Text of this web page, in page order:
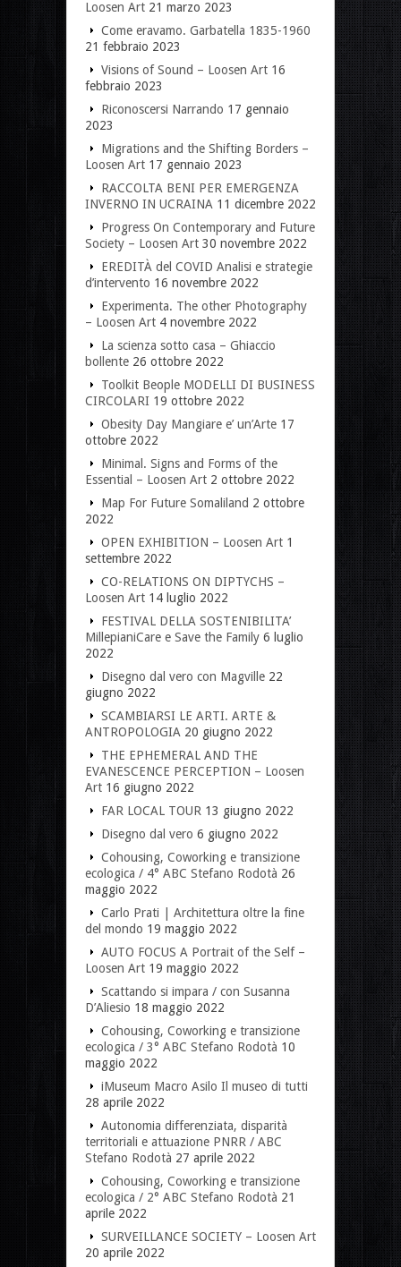
Loosen Art 21 marzo 2023
Come eravamo. Garbatella 1835-1960
21 febbraio 2023
Visions of Sound – Loosen Art 16
febbraio 2023
Riconoscersi Narrando 17 gennaio
2023
Migrations and the Shifting Borders –
Loosen Art 17 gennaio 2023
RACCOLTA BENI PER EMERGENZA
INVERNO IN UCRAINA 11 dicembre 2022
Progress On Contemporary and Future
Society – Loosen Art 30 novembre 2022
EREDITÀ del COVID Analisi e strategie
d’intervento 16 novembre 2022
Experimenta. The other Photography
– Loosen Art 4 novembre 2022
La scienza sotto casa – Ghiaccio
bollente 26 ottobre 2022
Toolkit Beople MODELLI DI BUSINESS
CIRCOLARI 19 ottobre 2022
Obesity Day Mangiare e’ un’Arte 17
ottobre 2022
Minimal. Signs and Forms of the
Essential – Loosen Art 2 ottobre 2022
Map For Future Somaliland 2 ottobre
2022
OPEN EXHIBITION – Loosen Art 1
settembre 2022
CO-RELATIONS ON DIPTYCHS –
Loosen Art 14 luglio 2022
FESTIVAL DELLA SOSTENIBILITA’
MillepianiCare e Save the Family 6 luglio
2022
Disegno dal vero con Magville 22
giugno 2022
SCAMBIARSI LE ARTI. ARTE &
ANTROPOLOGIA 20 giugno 2022
THE EPHEMERAL AND THE
EVANESCENCE PERCEPTION – Loosen
Art 16 giugno 2022
FAR LOCAL TOUR 13 giugno 2022
Disegno dal vero 6 giugno 2022
Cohousing, Coworking e transizione
ecologica / 4° ABC Stefano Rodotà 26
maggio 2022
Carlo Prati | Architettura oltre la fine
del mondo 19 maggio 2022
AUTO FOCUS A Portrait of the Self –
Loosen Art 19 maggio 2022
Scattando si impara / con Susanna
D’Aliesio 18 maggio 2022
Cohousing, Coworking e transizione
ecologica / 3° ABC Stefano Rodotà 10
maggio 2022
iMuseum Macro Asilo Il museo di tutti
28 aprile 2022
Autonomia differenziata, disparità
territoriali e attuazione PNRR / ABC
Stefano Rodotà 27 aprile 2022
Cohousing, Coworking e transizione
ecologica / 2° ABC Stefano Rodotà 21
aprile 2022
SURVEILLANCE SOCIETY – Loosen Art
20 aprile 2022